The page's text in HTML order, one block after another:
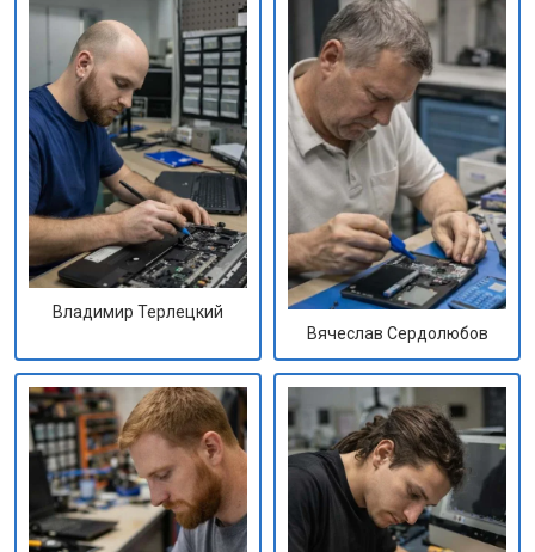
Владимир Терлецкий
Вячеслав Сердолюбов